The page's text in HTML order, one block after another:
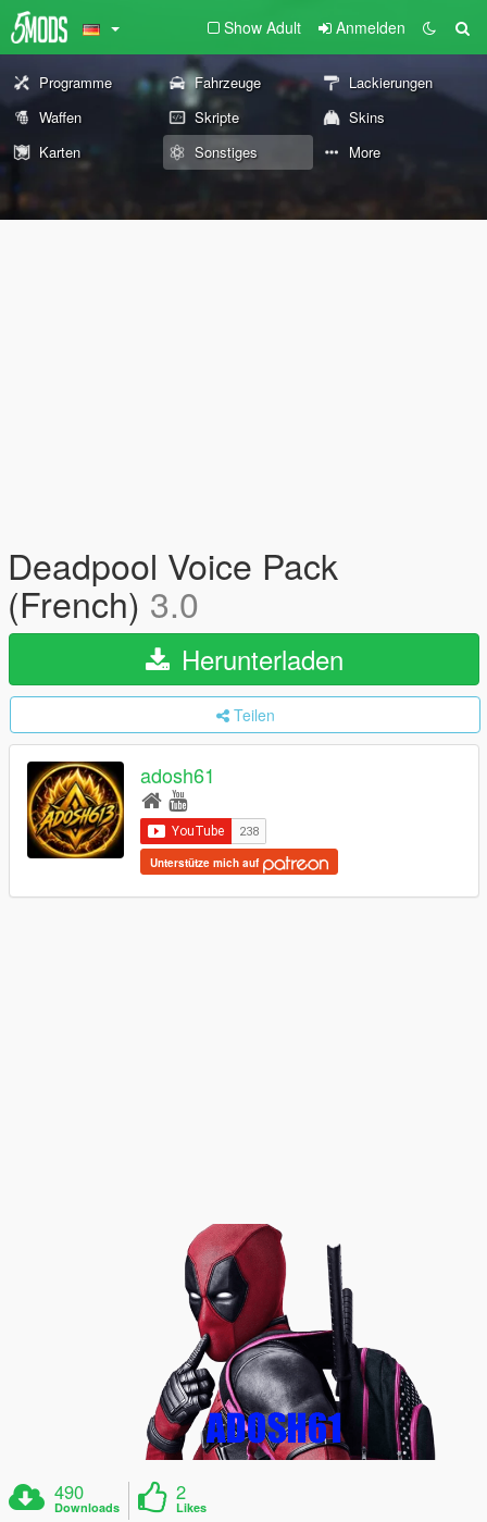
Show Adult Anmelden
Programme Fahrzeuge
Lackierungen
Waffen
Skripte
Skins
Karten
Sonstiges More
Deadpool Voice Pack
(French) 3.0
Herunterladen
Teilen
adosh61
Unterstütze mich auf
490
Downloads
2
Likes